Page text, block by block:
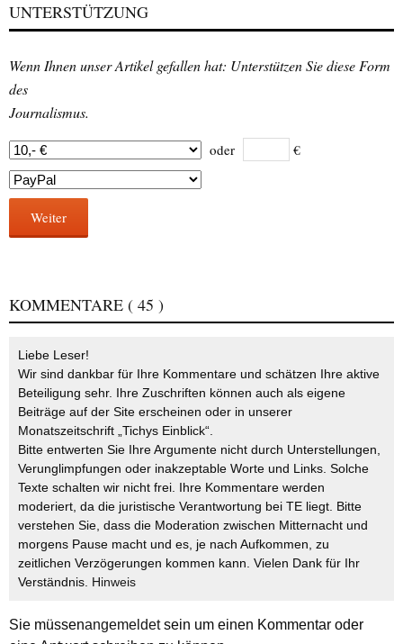
UNTERSTÜTZUNG
Wenn Ihnen unser Artikel gefallen hat: Unterstützen Sie diese Form
des
Journalismus.
oder €
Weiter
KOMMENTARE ( 45 )
Liebe Leser!
Wir sind dankbar für Ihre Kommentare und schätzen Ihre aktive
Beteiligung sehr. Ihre Zuschriften können auch als eigene
Beiträge auf der Site erscheinen oder in unserer
Monatszeitschrift „Tichys Einblick“.
Bitte entwerten Sie Ihre Argumente nicht durch Unterstellungen,
Verunglimpfungen oder inakzeptable Worte und Links. Solche
Texte schalten wir nicht frei. Ihre Kommentare werden
moderiert, da die juristische Verantwortung bei TE liegt. Bitte
verstehen Sie, dass die Moderation zwischen Mitternacht und
morgens Pause macht und es, je nach Aufkommen, zu
zeitlichen Verzögerungen kommen kann. Vielen Dank für Ihr
Verständnis. Hinweis
Sie müssenangemeldetsein um einen Kommentar oder